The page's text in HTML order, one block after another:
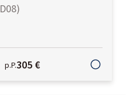
D08)
p.P.305 €